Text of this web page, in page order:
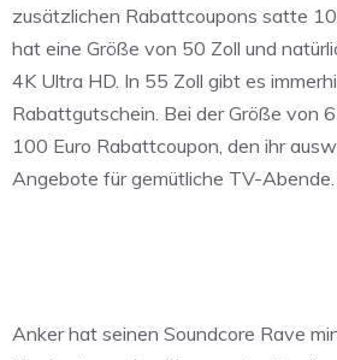
zusätzlichen Rabattcoupons satte
hat eine Größe von 50 Zoll und
4K Ultra HD. In 55 Zoll gibt es
Rabattgutschein. Bei der Größe von
100 Euro Rabattcoupon, den ihr
Angebote für gemütliche TV-Abende.
Anker hat seinen Soundcore Rave